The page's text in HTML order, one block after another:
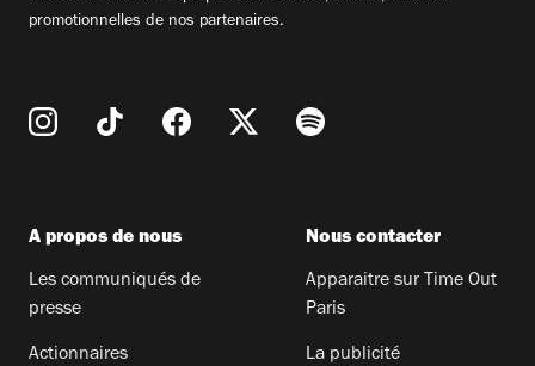
promotionnelles de nos partenaires.
A propos de nous
Les communiqués de
presse
Actionnaires
Nous contacter
Apparaitre sur Time Out
Paris
La publicité